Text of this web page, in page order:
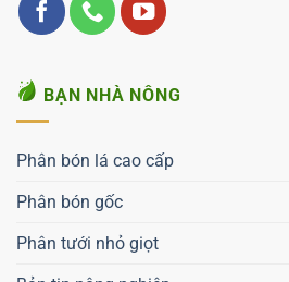
BẠN NHÀ NÔNG
Phân bón lá cao cấp
Phân bón gốc
Phân tưới nhỏ giọt